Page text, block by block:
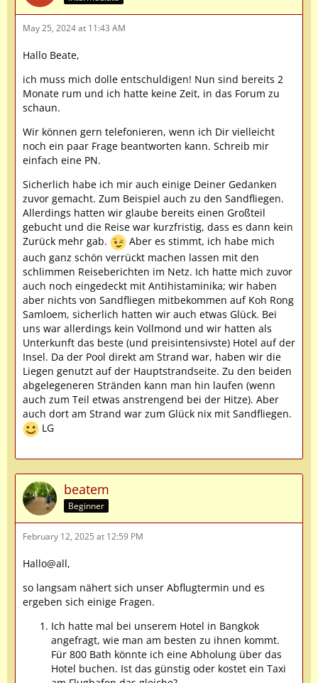
May 25, 2024 at 11:43 AM
Hallo Beate,
ich muss mich dolle entschuldigen! Nun sind bereits 2
Monate rum und ich hatte keine Zeit, in das Forum zu
schaun.
Wir können gern telefonieren, wenn ich Dir vielleicht
noch ein paar Frage beantworten kann. Schreib mir
einfach eine PN.
Sicherlich habe ich mir auch einige Deiner Gedanken
zuvor gemacht. Zum Beispiel auch zu den Sandfliegen.
Allerdings hatten wir glaube bereits einen Großteil
gebucht und die Reise war kurzfristig, dass es dann kein
Zurück mehr gab.
Aber es stimmt, ich habe mich
auch ganz schön verrückt machen lassen mit den
schlimmen Reiseberichten im Netz. Ich hatte mich zuvor
auch noch eingedeckt mit Antihistaminika; wir haben
aber nichts von Sandfliegen mitbekommen auf Koh Rong
Samloem, sicherlich hatten wir auch etwas Glück. Bei
uns war allerdings kein Vollmond und wir hatten als
Unterkunft das beste (und preisintensivste) Hotel auf der
Insel. Da der Pool direkt am Strand war, haben wir die
Liegen genutzt auf der Hauptstrandseite. Zu den beiden
abgelegeneren Stränden kann man hin laufen (wenn
auch zum Teil etwas anstrengend bei der Hitze). Aber
auch dort am Strand war zum Glück nix mit Sandfliegen.
LG
beatem
Beginner
February 12, 2025 at 12:59 PM
Hallo@all,
so langsam nähert sich unser Abflugtermin und es
ergeben sich einige Fragen.
Ich hatte mal bei unserem Hotel in Bangkok
angefragt, wie man am besten zu ihnen kommt.
Für 800 Bath könnte ich eine Abholung über das
Hotel buchen. Ist das günstig oder kostet ein Taxi